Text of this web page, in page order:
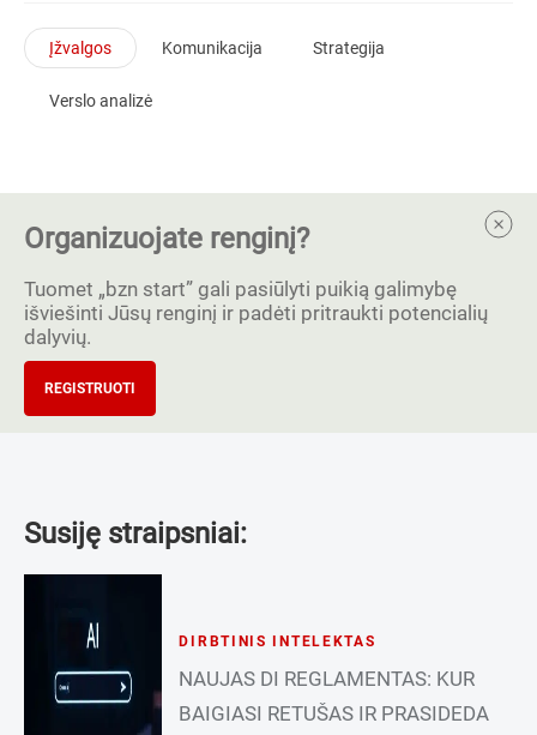
Įžvalgos Komunikacija Strategija
Verslo analizė
Organizuojate renginį?
Tuomet „bzn start” gali pasiūlyti puikią galimybę
išviešinti Jūsų renginį ir padėti pritraukti potencialių
dalyvių.
REGISTRUOTI
Susiję straipsniai:
DIRBTINIS INTELEKTAS
NAUJAS DI REGLAMENTAS: KUR
BAIGIASI RETUŠAS IR PRASIDEDA